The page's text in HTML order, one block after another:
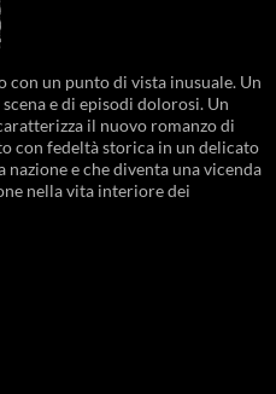
con un punto di vista inusuale. Un
e di episodi dolorosi. Un
il nuovo romanzo di
con fedeltà storica in un delicato
e che diventa una vicenda
nella vita interiore dei